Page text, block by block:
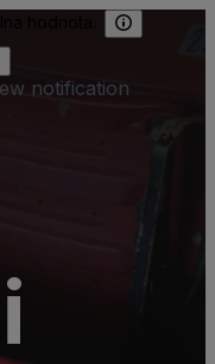
notification